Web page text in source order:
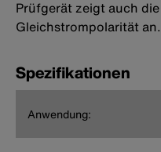
Prüfgerät zeigt auch
Gleichstrompolarität an.
Spezifikationen
Anwendung: